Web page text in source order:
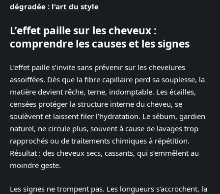
dégradée : l'art du style
L’effet paille sur les cheveux :
comprendre les causes et les signes
L’effet paille s’invite sans prévenir sur les chevelures
assoiffées. Dès que la fibre capillaire perd sa souplesse, la
matière devient rêche, terne, indomptable. Les écailles,
censées protéger la structure interne du cheveu, se
soulèvent et laissent filer l’hydratation. Le sébum, gardien
naturel, ne circule plus, souvent à cause de lavages trop
rapprochés ou de traitements chimiques à répétition.
Résultat : des cheveux secs, cassants, qui s’emmêlent au
moindre geste.
Les signes ne trompent pas. Les longueurs s’accrochent, la